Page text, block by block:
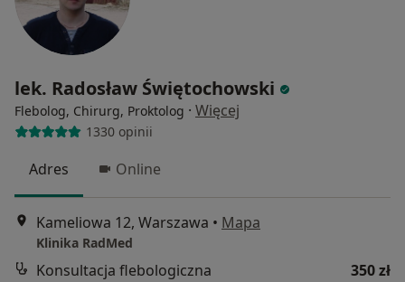
lek. Radosław Świętochowski
Flebolog, Chirurg, Proktolog · Więcej
1330 opinii
Adres Online
Kameliowa 12, Warszawa • Mapa
Klinika RadMed
Konsultacja flebologiczna
350 zł